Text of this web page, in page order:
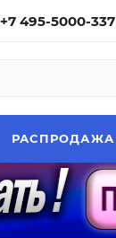
+7 495-5000-337
РАСПРОДАЖА